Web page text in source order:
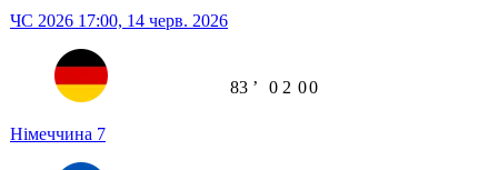
ЧС 2026 17:00, 14 черв. 2026
Німеччина 7
83 ʼ 0 2 00